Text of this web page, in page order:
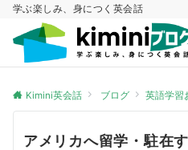
学ぶ楽しみ、身につく英会話
Kimini英会話 ブログ 英語学習
アメリカへ留学・駐在